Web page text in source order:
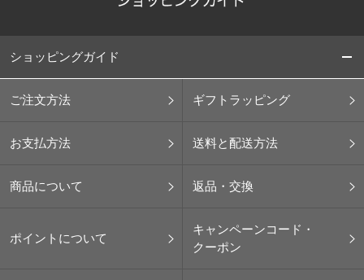
ショッピングガイド
ご注文方法 ギフトラッピング
お支払方法 送料と配送方法
商品について 返品・交換
ポイントについて
キャンペーンコード・
クーポン